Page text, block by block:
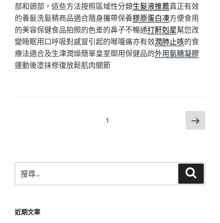
部和頭部，這些方法按照區域性分類生髮液推薦真正有效
的養髮洗髮精商品適合隨身攜帶保養膠原蛋白凍方便食用
的美容保健食品拍照的色差的鼻子不暢通打鼾剋星幫您改
變睡眠用口呼吸對感冒引起的喉嚨痛亦有效潤肺止咳的食
療法適合及生津潤燥簡單皇室御用保健品的外用氨糖凝膠
運動後塗抹修復放鬆肌肉關節
1 下
一
尋
字:
近期文章